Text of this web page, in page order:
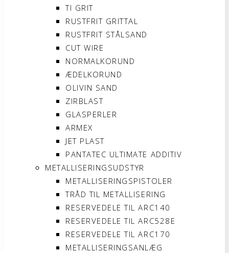
TI GRIT
RUSTFRIT GRITTAL
RUSTFRIT STÅLSAND
CUT WIRE
NORMALKORUND
ÆDELKORUND
OLIVIN SAND
ZIRBLAST
GLASPERLER
ARMEX
JET PLAST
PANTATEC ULTIMATE ADDITIV
METALLISERINGSUDSTYR
METALLISERINGSPISTOLER
TRÅD TIL METALLISERING
RESERVEDELE TIL ARC140
RESERVEDELE TIL ARC528E
RESERVEDELE TIL ARC170
METALLISERINGSANLÆG